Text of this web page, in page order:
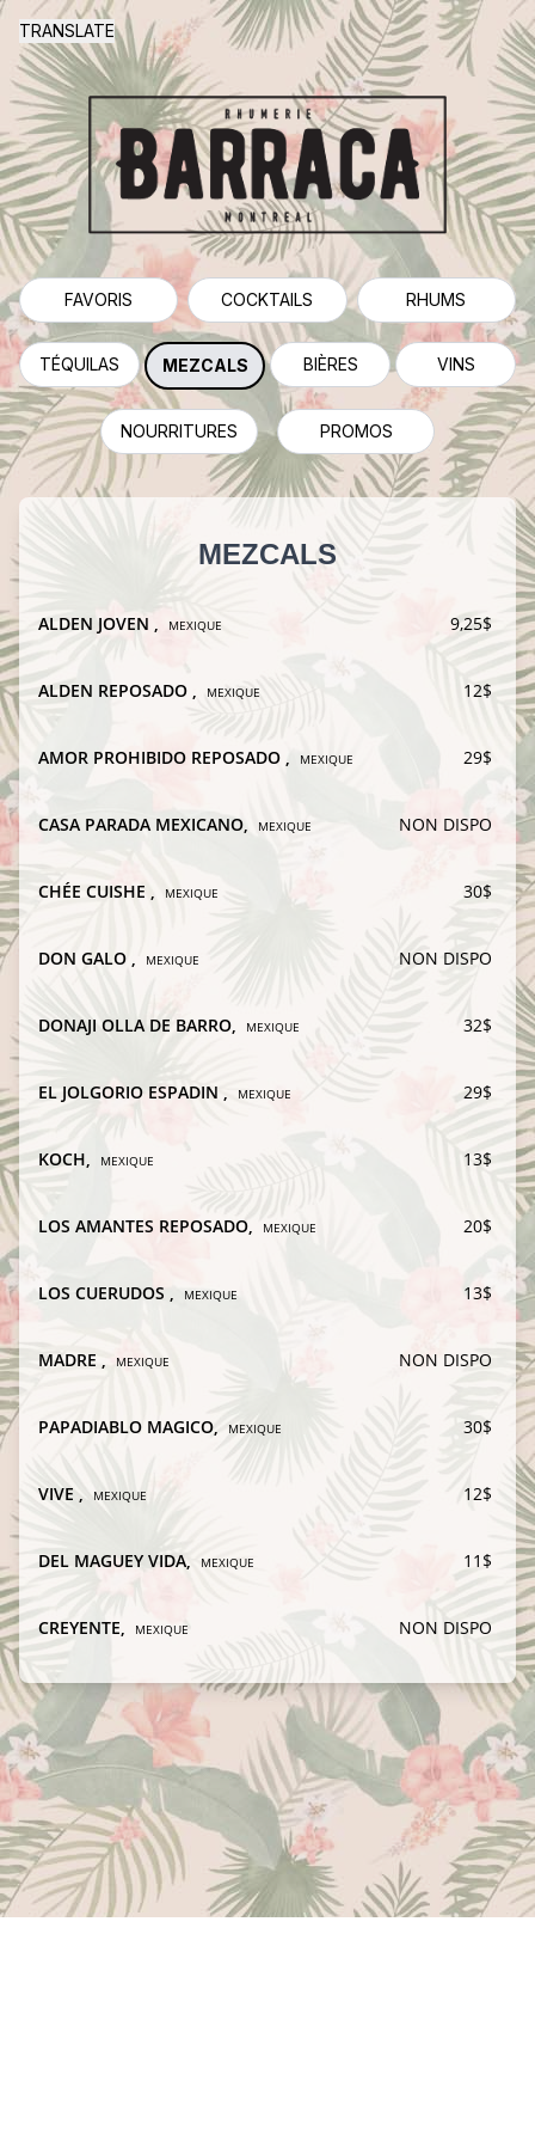
TRANSLATE
FAVORIS COCKTAILS RHUMS
TÉQUILAS MEZCALS BIÈRES VINS
NOURRITURES PROMOS
MEZCALS
ALDEN JOVEN , MEXIQUE 9,25$
ALDEN REPOSADO , MEXIQUE 12$
AMOR PROHIBIDO REPOSADO , MEXIQUE 29$
CASA PARADA MEXICANO, MEXIQUE NON DISPO
CHÉE CUISHE , MEXIQUE 30$
DON GALO , MEXIQUE NON DISPO
DONAJI OLLA DE BARRO, MEXIQUE 32$
EL JOLGORIO ESPADIN , MEXIQUE 29$
KOCH, MEXIQUE 13$
LOS AMANTES REPOSADO, MEXIQUE 20$
LOS CUERUDOS , MEXIQUE 13$
MADRE , MEXIQUE NON DISPO
PAPADIABLO MAGICO, MEXIQUE 30$
VIVE , MEXIQUE 12$
DEL MAGUEY VIDA, MEXIQUE 11$
CREYENTE, MEXIQUE NON DISPO